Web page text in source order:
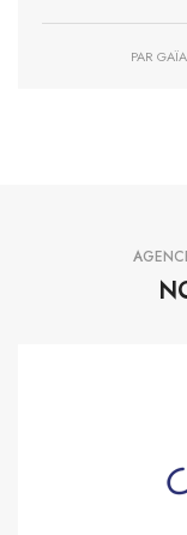
PAR